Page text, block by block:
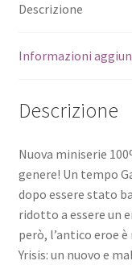
Descrizione
Informazioni
Descrizione
Nuova miniserie
genere! Un tempo
dopo essere stato
ridotto a essere un
però, l’antico eroe
Yrisis: un nuovo e